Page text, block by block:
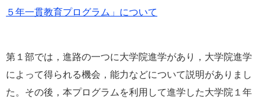
５年一貫教育プログラム」について
第１部では，進路の一つに大学院進学があり，大学院進学
によって得られる機会，能力などについて説明がありまし
た。その後，本プログラムを利用して進学した大学院１年